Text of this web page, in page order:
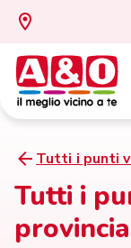
Tutti i punti
Tutti i